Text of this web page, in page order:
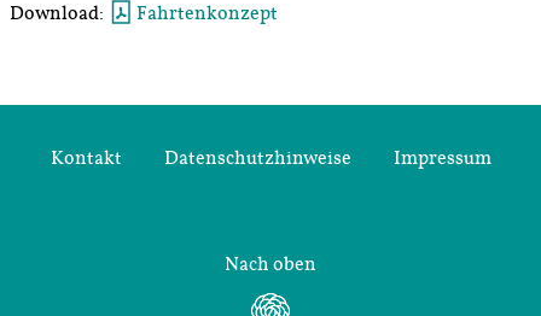
Download: Fahrtenkonzept
Kontakt Datenschutzhinweise Impressum
Nach oben